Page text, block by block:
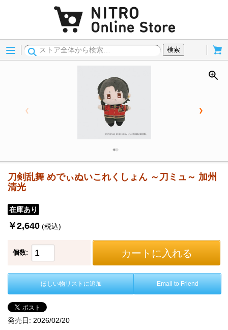
Menu
検索
刀剣乱舞 めでぃぬいこれくしょん ～刀ミュ～ 加州
清光
在庫あり
￥2,640 (税込)
個数: カートに入れる
ほしい物リストに追加 Email to Friend
発売日: 2026/02/20